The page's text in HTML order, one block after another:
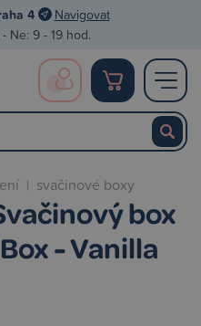
4 Navigovat
- Ne: 9 - 19 hod.
| svačinové boxy
box
- Vanilla